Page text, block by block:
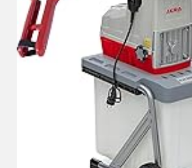
ILH
3000
A,
STARKE
3.000W,
ASTSTÄRKE
44MM,